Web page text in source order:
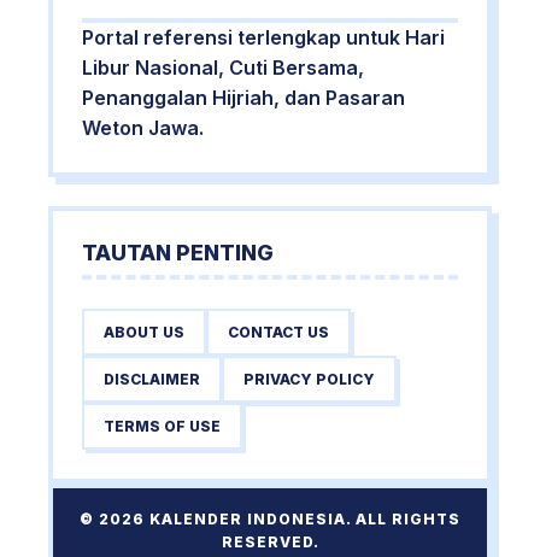
Portal referensi terlengkap untuk Hari
Libur Nasional, Cuti Bersama,
Penanggalan Hijriah, dan Pasaran
Weton Jawa.
TAUTAN PENTING
ABOUT US CONTACT US
DISCLAIMER PRIVACY POLICY
TERMS OF USE
© 2026 KALENDER INDONESIA. ALL RIGHTS
RESERVED.